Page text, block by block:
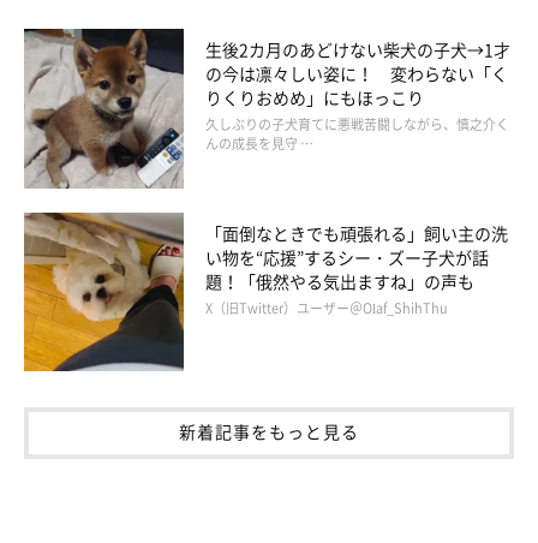
そのなかでヒカルは楽しい性格を発揮しています。女のコから攻
撃を受けても、いつもやり返さない優しいコです。庭に出すと走
り回って、ほかの秋田犬たちと楽しく遊んでいます。このコはい
つも一緒にいるので、私にとっては子どものような存在です。優
しくて楽しいコです」
同居する犬たちのなかで、ムードメーカー的な存在のヒカルく
ん。その楽しい性格で、今回は飼い主さんとフォロワーを笑わせ
てくれました！
※この記事は投稿者さまにご了承をいただいたうえで制作してい
ます。
生後2カ月のあどけない柴犬の子犬→1才
の今は凛々しい姿に！ 変わらない「く
りくりおめめ」にもほっこり
久しぶりの子犬育てに悪戦苦闘しながら、慎之介く
んの成長を見守 …
「面倒なときでも頑張れる」飼い主の洗
い物を“応援”するシー・ズー子犬が話
題！「俄然やる気出ますね」の声も
X（旧Twitter）ユーザー＠Olaf_ShihThu
新着記事をもっと見る